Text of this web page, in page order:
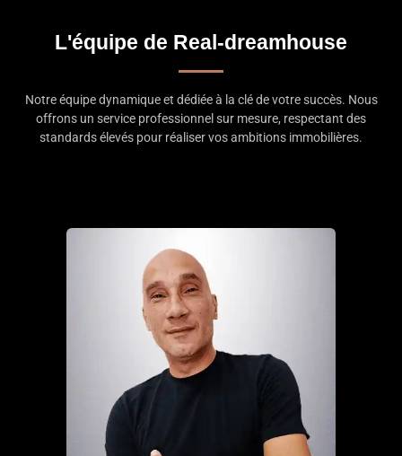
L'équipe de Real-dreamhouse
Notre équipe dynamique et dédiée à la clé de votre succès. Nous
offrons un service professionnel sur mesure, respectant des
standards élevés pour réaliser vos ambitions immobilières.